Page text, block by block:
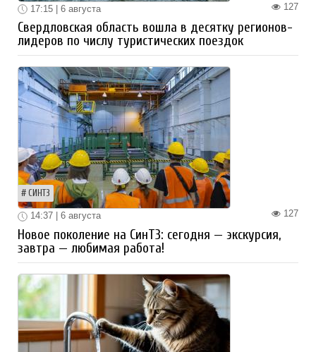
127
17:15 | 6 августа
Свердловская область вошла в десятку регионов-
лидеров по числу туристических поездок
СИНТЗ
127
14:37 | 6 августа
Новое поколение на СинТЗ: сегодня — экскурсия,
завтра — любимая работа!